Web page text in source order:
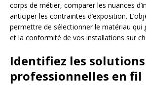
corps de métier, comparer les nuances
anticiper les contraintes d’exposition.
permettre de sélectionner le matériau qui
et la conformité de vos installations sur
Identifiez les solutions
professionnelles en fil